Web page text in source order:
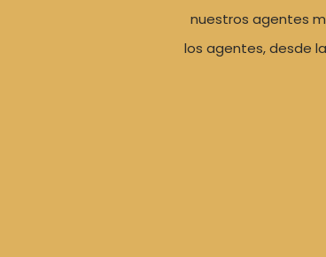
nuestros agentes
los agentes, desde